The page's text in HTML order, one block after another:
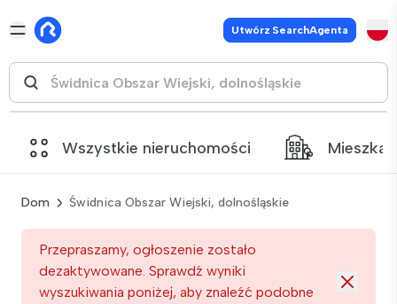
Utwórz SearchAgenta
Wszystkie nieruchomości
Dom Świdnica Obszar Wiejski, dolnośląskie
Przepraszamy, ogłoszenie zostało
dezaktywowane. Sprawdź wyniki
wyszukiwania poniżej, aby znaleźć podobne